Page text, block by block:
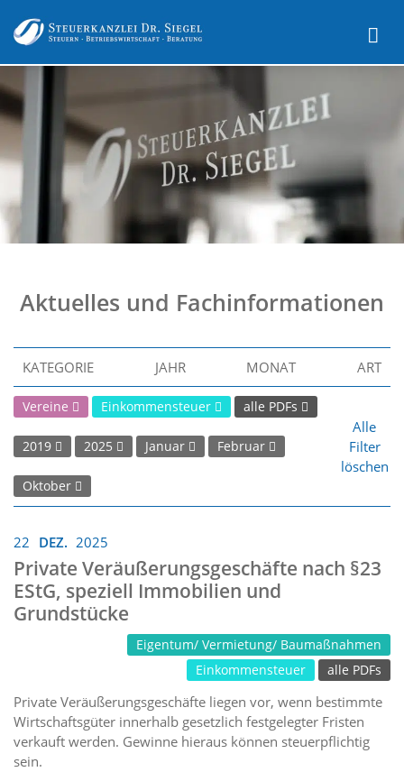
Aktuelles und Fachinformationen
KATEGORIE JAHR MONAT ART
Vereine Einkommensteuer alle PDFs
2019 2025 Januar Februar
Oktober
Alle
Filter
löschen
22 DEZ. 2025
Private Veräußerungsgeschäfte nach §23
EStG, speziell Immobilien und
Grundstücke
Eigentum/ Vermietung/ Baumaßnahmen
Einkommensteuer
alle PDFs
Private Veräußerungsgeschäfte liegen vor, wenn bestimmte
Wirtschaftsgüter innerhalb gesetzlich festgelegter Fristen
verkauft werden. Gewinne hieraus können steuerpflichtig
sein.